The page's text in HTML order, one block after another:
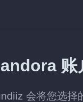
账
会将您选择